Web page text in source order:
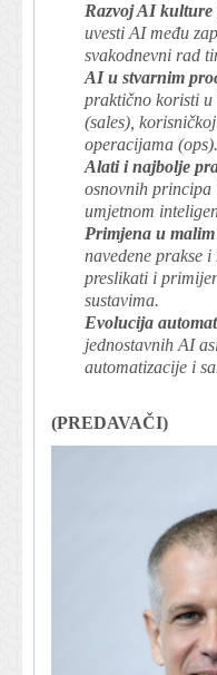
Razvoj AI
uvesti AI među
svakodnevni rad
AI u stvarnim
praktično koristi
(sales),
operacijama (ops).
Alati i najbolje
osnovnih principa
umjetnom
Primjena u
navedene prakse
preslikati i
sustavima.
Evolucija
jednostavnih AI
automatizacije i
(PREDAVAČI)